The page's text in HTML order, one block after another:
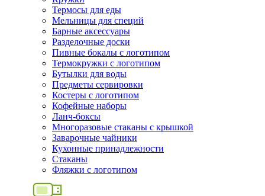
Термосы для еды
Мельницы для специй
Барные аксессуары
Разделочные доски
Пивные бокалы с логотипом
Термокружки с логотипом
Бутылки для воды
Предметы сервировки
Костеры с логотипом
Кофейные наборы
Ланч-боксы
Многоразовые стаканы с крышкой
Заварочные чайники
Кухонные принадлежности
Стаканы
Фляжки с логотипом